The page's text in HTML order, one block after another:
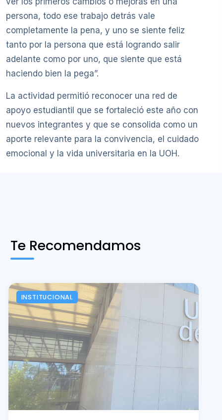
persona, todo ese trabajo detrás vale
completamente la pena, y uno se siente feliz
tanto por la persona que está logrando salir
adelante como por uno, que siente que está
haciendo bien la pega”.
La actividad permitió reconocer una red de
apoyo estudiantil que se fortaleció este año con
nuevos integrantes y que se consolida como un
aporte relevante para la convivencia, el cuidado
emocional y la vida universitaria en la UOH.
Te Recomendamos
INSTITUCIONAL